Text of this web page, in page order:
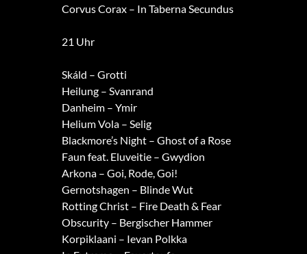
Corvus Corax – In Taberna Secundus
21 Uhr
Skáld – Grotti
Heilung – Svanrand
Danheim – Ymir
Helium Vola – Selig
Blackmore’s Night – Ghost of a Rose
Faun feat. Eluveitie – Gwydion
Arkona – Goi, Rode, Goi!
Gernotshagen – Blinde Wut
Rotting Christ – Fire Death & Fear
Obscurity – Bergischer Hammer
Korpiklaani – Ievan Polkka